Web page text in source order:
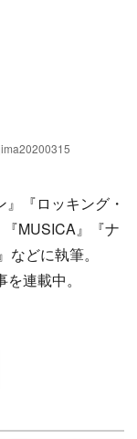
『ロッキング・
MUSICA』『ナ
どに執筆。
連載中。